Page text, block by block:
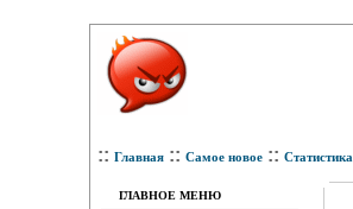
:: Главная :: Самое новое :: Статистика
ГЛАВНОЕ МЕНЮ